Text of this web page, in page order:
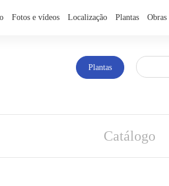
Fotos e vídeos Localização Plantas Obras
Plantas
Catálogo